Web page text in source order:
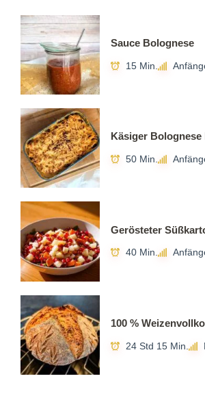
Sauce Bolognese
15 Min.
Käsiger Bolognese
50 Min.
Gerösteter
40 Min.
100 %
24 Std 15 Min.